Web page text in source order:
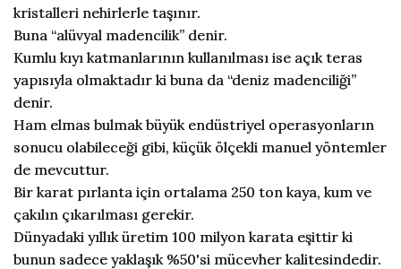
kristalleri nehirlerle taşınır.
Buna “alüvyal madencilik” denir.
Kumlu kıyı katmanlarının kullanılması ise açık teras
yapısıyla olmaktadır ki buna da “deniz madenciliği”
denir.
Ham elmas bulmak büyük endüstriyel operasyonların
sonucu olabileceği gibi, küçük ölçekli manuel yöntemler
de mevcuttur.
Bir karat pırlanta için ortalama 250 ton kaya, kum ve
çakılın çıkarılması gerekir.
Dünyadaki yıllık üretim 100 milyon karata eşittir ki
bunun sadece yaklaşık %50'si mücevher kalitesindedir.